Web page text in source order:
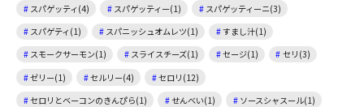
スパゲッティ(4) スパゲッティー(1)
スパゲッティーニ(3)
スパゲティ(1)
スパニッシュオムレツ(1)
すまし汁(1)
スモークサーモン(1)
スライスチーズ(1) セージ(1)
セリ(3)
ゼリー(1)
セルリー(4)
セロリ(12)
セロリとベーコンのきんぴら(1)
せんべい(1)
ソースシャスール(1)